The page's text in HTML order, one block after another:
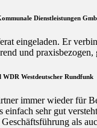
Dienstleistungen
eingeladen. Er
und
Westdeutscher Rundfunk
immer wieder für
einfach sehr gut
als